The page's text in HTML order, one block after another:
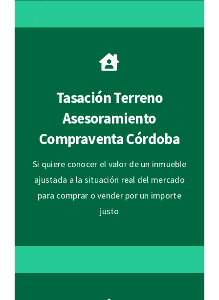
Tasación Terreno
Asesoramiento
Compraventa Córdoba
Si quiere conocer el valor de un inmueble
ajustada a la situación real del mercado
para comprar o vender por un importe
justo